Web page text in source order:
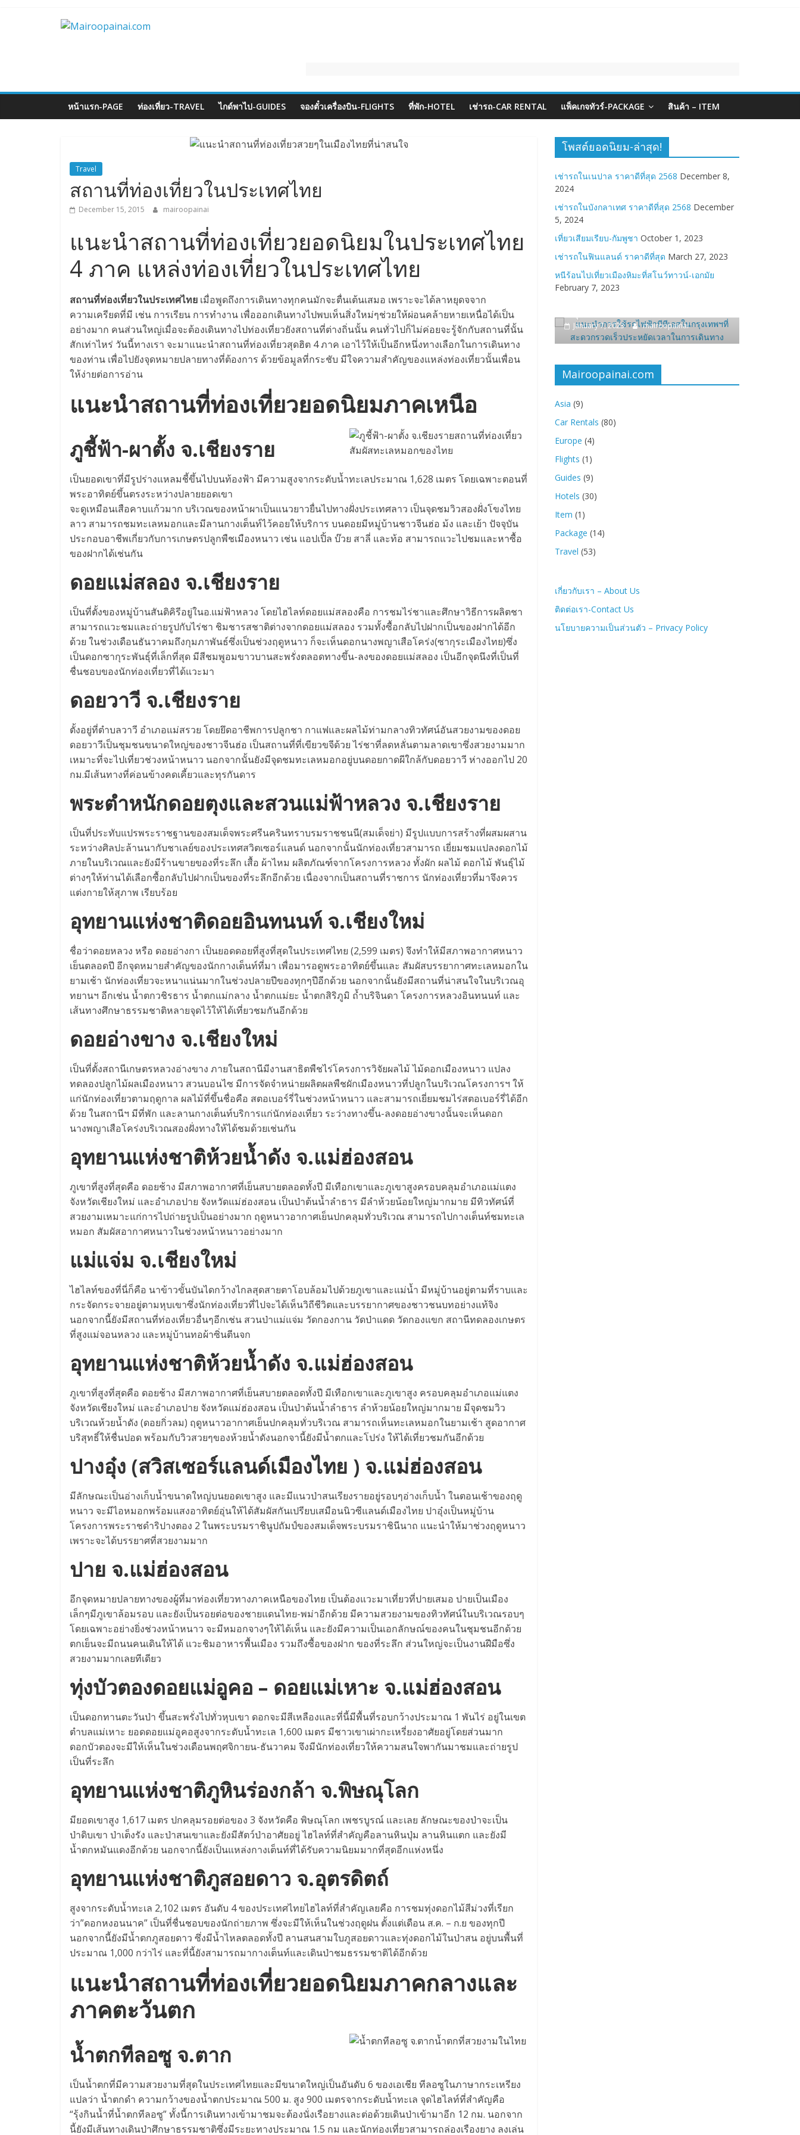
Mairoopainai.com
หน้าแรก-PAGE ท่องเที่ยว-TRAVEL ไกด์พาไป-GUIDES จองตั๋วเครื่องบิน-FLIGHTS ที่พัก-HOTEL เช่ารถ-CAR RENTAL แพ็คเกจทัวร์-PACKAGE สินค้า – ITEM
Travel
สถานที่ท่องเที่ยวในประเทศไทย
December 15, 2015 mairoopainai
แนะนําสถานที่ท่องเที่ยวยอดนิยมในประเทศไทย
4 ภาค แหล่งท่องเที่ยวในประเทศไทย
สถานที่ท่องเที่ยวในประเทศไทย เมื่อพูดถึงการเดินทางทุกคนมักจะตื่นเต้นเสมอ เพราะจะได้ลาหยุดจจาก
ความเครียดที่มี เช่น การเรียน การทำงาน เพื่อออกเดินทางไปพบเห็นสิ่งใหม่ๆช่วยให้ผ่อนคล้ายหายเหนื่อได้เป็น
อย่างมาก คนส่วนใหญ่เมื่อจะต้องเดินทางไปท่องเที่ยวยังสถานที่ต่างถิ่นนั้น คนทั่วไปก็ไม่ค่อยจะรู้จักกับสถานที่นั้น
สักเท่าไหร่ วันนี้ทางเรา จะมาแนะนำสถานที่ท่องเที่ยวสุดฮิต 4 ภาค เอาไว้ให้เป็นอีกหนึ่งทางเลือกในการเดินทาง
ของท่าน เพื่อไปยังจุดหมายปลายทางที่ต้องการ ด้วยข้อมูลที่กระชับ มีใจความสำคัญของแหล่งท่องเที่ยวนั้นเพื่อน
ให้ง่ายต่อการอ่าน
แนะนําสถานที่ท่องเที่ยวยอดนิยมภาคเหนือ
ภูชี้ฟ้า-ผาตั้ง จ.เชียงราย
เป็นยอดเขาที่มีรูปร่างแหลมชี้ขึ้นไปบนท้องฟ้า มีความสูงจากระดับน้ำทะเลประมาณ 1,628 เมตร โดยเฉพาะตอนที่
พระอาทิตย์ขึ้นตรงระหว่างปลายยอดเขา
จะดูเหมือนเสือคาบแก้วมาก บริเวณของหน้าผาเป็นแนวยาวยื่นไปทางฝั่งประเทศลาว เป็นจุดชมวิวสองฝั่งโขงไทย
ลาว สามารถชมทะเลหมอกและมีลานกางเต็นท์ไว้คอยให้บริการ บนดอยมีหมู่บ้านชาวจีนฮ่อ ม้ง และเย้า ปัจจุบัน
ประกอบอาชีพเกี่ยวกับการเกษตรปลูกพืชเมืองหนาว เช่น แอปเปิ้ล บ๊วย สาลี่ และท้อ สามารถแวะไปชมและหาซื้อ
ของฝากได้เช่นกัน
ดอยแม่สลอง จ.เชียงราย
เป็นที่ตั้งของหมู่บ้านสันติคิรีอยู่ในอ.แม่ฟ้าหลวง โดยไฮไลท์ดอยแม่สลองคือ การชมไร่ชาและศึกษาวิธีการผลิตชา
สามารถแวะชมและถ่ายรูปกับไร่ชา ชิมชารสชาติต่างจากดอยแม่สลอง รวมทั้งซื้อกลับไปฝากเป็นของฝากได้อีก
ด้วย ในช่วงเดือนธันวาคมถึงกุมภาพันธ์ซึ่งเป็นช่วงฤดูหนาว ก็จะเห็นดอกนางพญาเสือโคร่ง(ซากุระเมืองไทย)ซึ่ง
เป็นดอกซากุระพันธุ์ที่เล็กที่สุด มีสีชมพูอมขาวบานสะพรั่งตลอดทางขึ้น-ลงของดอยแม่สลอง เป็นอีกจุดนึงที่เป็นที่
ชื่นชอบของนักท่องเที่ยวที่ได้แวะมา
ดอยวาวี จ.เชียงราย
ตั้งอยู่ที่ตำบลวาวี อำเภอแม่สรวย โดยยึดอาชีพการปลูกชา กาแฟและผลไม้ท่ามกลางทิวทัศน์อันสวยงามของดอย
ดอยวาวีเป็นชุมชนขนาดใหญ่ของชาวจีนฮ่อ เป็นสถานที่ที่เขียวขจีด้วย ไร่ชาที่ลดหลั่นตามลาดเขาซึ่งสวยงามมาก
เหมาะที่จะไปเที่ยวช่วงหน้าหนาว นอกจากนั้นยังมีจุดชมทะเลหมอกอยู่บนดอยกาดผีใกล้กับดอยวาวี ห่างออกไป 20
กม.มีเส้นทางที่ค่อนข้างคดเคี้ยวและทุรกันดาร
พระตำหนักดอยตุงและสวนแม่ฟ้าหลวง จ.เชียงราย
เป็นที่ประทับแปรพระราชฐานของสมเด็จพระศรีนครินทราบรมราชชนนี(สมเด็จย่า) มีรูปแบบการสร้างที่ผสมผสาน
ระหว่างศิลปะล้านนากับชาเลย์ของประเทศสวิตเซอร์แลนด์ นอกจากนั้นนักท่องเที่ยวสามารถ เยี่ยมชมแปลงดอกไม้
ภายในบริเวณและยังมีร้านขายของที่ระลึก เสื้อ ผ้าไหม ผลิตภัณฑ์จากโครงการหลวง ทั้งผัก ผลไม้ ดอกไม้ พันธุ์ไม้
ต่างๆให้ท่านได้เลือกซื้อกลับไปฝากเป็นของที่ระลึกอีกด้วย เนื่องจากเป็นสถานที่ราชการ นักท่องเที่ยวที่มาจึงควร
แต่งกายให้สุภาพ เรียบร้อย
อุทยานแห่งชาติดอยอินทนนท์ จ.เชียงใหม่
ชื่อว่าดอยหลวง หรือ ดอยอ่างกา เป็นยอดดอยที่สูงที่สุดในประเทศไทย (2,599 เมตร) จึงทำให้มีสภาพอากาศหนาว
เย็นตลอดปี อีกจุดหมายสำคัญของนักกางเต็นท์ที่มา เพื่อมารอดูพระอาทิตย์ขึ้นและ สัมผัสบรรยากาศทะเลหมอกใน
ยามเช้า นักท่องเที่ยวจะหนาแน่นมากในช่วงปลายปีของทุกๆปีอีกด้วย นอกจากนั้นยังมีสถานที่น่าสนใจในบริเวณอุ
ทยานฯ อีกเช่น น้ำตกวชิรธาร น้ำตกแม่กลาง น้ำตกแม่ยะ น้ำตกสิริภูมิ ถ้ำบริจินดา โครงการหลวงอินทนนท์ และ
เส้นทางศึกษาธรรมชาติหลายจุดไว้ให้ได้เที่ยวชมกันอีกด้วย
ดอยอ่างขาง จ.เชียงใหม่
เป็นที่ตั้งสถานีเกษตรหลวงอ่างขาง ภายในสถานีมีงานสาธิตพืชไร่โครงการวิจัยผลไม้ ไม้ดอกเมืองหนาว แปลง
ทดลองปลูกไม้ผลเมืองหนาว สวนบอนไซ มีการจัดจำหน่ายผลิตผลพืชผักเมืองหนาวที่ปลูกในบริเวณโครงการฯ ให้
แก่นักท่องเที่ยวตามฤดูกาล ผลไม้ที่ขึ้นชื่อคือ สตอเบอร์รี่ในช่วงหน้าหนาว และสามารถเยี่ยมชมไร่สตอเบอร์รี่ได้อีก
ด้วย ในสถานีฯ มีที่พัก และลานกางเต็นท์บริการแก่นักท่องเที่ยว ระว่างทางขึ้น-ลงดอยอ่างขางนั้นจะเห็นดอก
นางพญาเสือโคร่งบริเวณสองฝั่งทางให้ได้ชมด้วยเช่นกัน
อุทยานแห่งชาติห้วยน้ำดัง จ.แม่ฮ่องสอน
ภูเขาที่สูงที่สุดคือ ดอยช้าง มีสภาพอากาศที่เย็นสบายตลอดทั้งปี มีเทือกเขาและภูเขาสูงครอบคลุมอำเภอแม่แตง
จังหวัดเชียงใหม่ และอำเภอปาย จังหวัดแม่ฮ่องสอน เป็นป่าต้นน้ำลำธาร มีลำห้วยน้อยใหญ่มากมาย มีทิวทัศน์ที่
สวยงามเหมาะแก่การไปถ่ายรูปเป็นอย่างมาก ฤดูหนาวอากาศเย็นปกคลุมทั่วบริเวณ สามารถไปกางเต็นท์ชมทะเล
หมอก สัมผัสอากาศหนาวในช่วงหน้าหนาวอย่างมาก
แม่แจ่ม จ.เชียงใหม่
ไฮไลท์ของที่นี่ก็คือ นาข้าวขั้นบันไดกว้างไกลสุดสายตาโอบล้อมไปด้วยภูเขาและแม่น้ำ มีหมู่บ้านอยู่ตามที่ราบและ
กระจัดกระจายอยู่ตามหุบเขาซึ่งนักท่องเที่ยวที่ไปจะได้เห็นวิถีชีวิตและบรรยากาศของชาวชนบทอย่างแท้จิง
นอกจากนี้ยังมีสถานที่ท่องเที่ยวอื่นๆอีกเช่น สวนป่าแม่แจ่ม วัดกองกาน วัดป่าแดด วัดกองแขก สถานีทดลองเกษตร
ที่สูงแม่จอนหลวง และหมู่บ้านทอผ้าซิ่นตีนจก
อุทยานแห่งชาติห้วยน้ำดัง จ.แม่ฮ่องสอน
ภูเขาที่สูงที่สุดคือ ดอยช้าง มีสภาพอากาศที่เย็นสบายตลอดทั้งปี มีเทือกเขาและภูเขาสูง ครอบคลุมอำเภอแม่แตง
จังหวัดเชียงใหม่ และอำเภอปาย จังหวัดแม่ฮ่องสอน เป็นป่าต้นน้ำลำธาร ลำห้วยน้อยใหญ่มากมาย มีจุดชมวิว
บริเวณห้วยน้ำดัง (ดอยกิ่วลม) ฤดูหนาวอากาศเย็นปกคลุมทั่วบริเวณ สามารถเห็นทะเลหมอกในยามเช้า สูดอากาศ
บริสุทธิ์ให้ชื่นปอด พร้อมกับวิวสวยๆของห้วยน้ำดังนอกจานี้ยังมีน้ำตกและโปร่ง ให้ได้เที่ยวชมกันอีกด้วย
ปางอุ๋ง (สวิสเซอร์แลนด์เมืองไทย ) จ.แม่ฮ่องสอน
มีลักษณะเป็นอ่างเก็บน้ำขนาดใหญ่บนยอดเขาสูง และมีแนวป่าสนเรียงรายอยู่รอบๆอ่างเก็บน้ำ ในตอนเช้าของฤดู
หนาว จะมีไอหมอกพร้อมแสงอาทิตย์อุ่นให้ได้สัมผัสกันเปรียบเสมือนนิวซีแลนด์เมืองไทย ปาอุ๋งเป็นหมู่บ้าน
โครงการพระราชดำริปางตอง 2 ในพระบรมราชินูปถัมป์ของสมเด็จพระบรมราชินีนาถ แนะนำให้มาช่วงฤดูหนาว
เพราะจะได้บรรยาศที่สวยงามมาก
ปาย จ.แม่ฮ่องสอน
อีกจุดหมายปลายทางของผู้ที่มาท่องเที่ยวทางภาคเหนือของไทย เป็นต้องแวะมาเที่ยวที่ปายเสมอ ปายเป็นเมือง
เล็กๆมีภูเขาล้อมรอบ และยังเป็นรอยต่อของชายแดนไทย-พม่าอีกด้วย มีความสวยงามของทิวทัศน์ในบริเวณรอบๆ
โดยเฉพาะอย่างยิ่งช่วงหน้าหนาว จะมีหมอกจางๆให้ได้เห็น และยังมีความเป็นเอกลักษณ์ของคนในชุมชนอีกด้วย
ตกเย็นจะมีถนนคนเดินให้ได้ แวะชิมอาหารพื้นเมือง รวมถึงซื้อของฝาก ของที่ระลึก ส่วนใหญ่จะเป็นงานฝีมือซึ่ง
สวยงามมากเลยทีเดียว
ทุ่งบัวตองดอยแม่อูคอ – ดอยแม่เหาะ จ.แม่ฮ่องสอน
เป็นดอกทานตะวันป่า ขึ้นสะพรั่งไปทั่วหุบเขา ดอกจะมีสีเหลืองและที่นี้มีพื้นที่รอบกว้างประมาณ 1 พันไร่ อยู่ในเขต
ตำบลแม่เหาะ ยอดดอยแม่อูคอสูงจากระดับน้ำทะเล 1,600 เมตร มีชาวเขาเผ่ากะเหรี่ยงอาศัยอยู่โดยส่วนมาก
ดอกบัวตองจะมีให้เห็นในช่วงเดือนพฤศจิกายน-ธันวาคม จึงมีนักท่องเที่ยวให้ความสนใจพากันมาชมและถ่ายรูป
เป็นที่ระลึก
อุทยานแห่งชาติภูหินร่องกล้า จ.พิษณุโลก
มียอดเขาสูง 1,617 เมตร ปกคลุมรอยต่อของ 3 จังหวัดคือ พิษณุโลก เพชรบูรณ์ และเลย ลักษณะของป่าจะเป็น
ป่าดิบเขา ป่าเต็งรัง และป่าสนเขาและยังมีสัตว์ป่าอาศัยอยู่ ไฮไลท์ที่สำคัญคือลานหินปุ่ม ลานหินแตก และยังมี
น้ำตกหมันแดงอีกด้วย นอกจากนี้ยังเป็นแหล่งกางเต็นท์ที่ได้รับความนิยมมากที่สุดอีกแห่งหนึ่ง
อุทยานแห่งชาติภูสอยดาว จ.อุตรดิตถ์
สูงจากระดับน้ำทะเล 2,102 เมตร อันดับ 4 ของประเทศไทยไฮไลท์ที่สำคัญเลยคือ การชมทุ่งดอกไม้สีม่วงที่เรียก
ว่า”ดอกหงอนนาค” เป็นที่ชื่นชอบของนักถ่ายภาพ ซึ่งจะมีให้เห็นในช่วงฤดูฝน ตั้งแต่เดือน ส.ค. – ก.ย ของทุกปี
นอกจากนี้ยังมีน้ำตกภูสอยดาว ซึ่งมีน้ำไหลตลอดทั้งปี ลานสนสามใบภูสอยดาวและทุ่งดอกไม้ในป่าสน อยู่บนพื้นที่
ประมาณ 1,000 กว่าไร่ และที่นี้ยังสามารถมากางเต็นท์และเดินป่าชมธรรมชาติได้อีกด้วย
แนะนําสถานที่ท่องเที่ยวยอดนิยมภาคกลางและ
ภาคตะวันตก
น้ำตกทีลอซู จ.ตาก
เป็นน้ำตกที่มีความสวยงามที่สุดในประเทศไทยและมีขนาดใหญ่เป็นอันดับ 6 ของเอเชีย ทีลอซูในภาษากระเหรียง
แปลว่า น้ำตกดำ ความกว้างของน้ำตกประมาณ 500 ม. สูง 900 เมตรจากระดับน้ำทะเล จุดไฮไลท์ที่สำคัญคือ
“รุ้งกินน้ำที่น้ำตกทีลอซู” ทั้งนี้การเดินทางเข้ามาชมจะต้องนั่งเรือยางและต่อด้วยเดินป่าเข้ามาอีก 12 กม. นอกจาก
นี้ยังมีเส้นทางเดินป่าศึกษาธรรมชาติซึ่งมีระยะทางประมาณ 1.5 กม และนักท่องเที่ยวสามารถล่องเรืองยาง ลงเล่น
โพสต์ยอดนิยม-ล่าสุด!
เช่ารถในเนปาล ราคาดีที่สุด 2568 December 8,
2024
เช่ารถในบังกลาเทศ ราคาดีที่สุด 2568 December
5, 2024
เที่ยวเสียมเรียบ-กัมพูชา October 1, 2023
เช่ารถในฟินแลนด์ ราคาดีที่สุด March 27, 2023
หนีร้อนไปเที่ยวเมืองหิมะที่สโนว์ทาวน์-เอกมัย
February 7, 2023
วัดพระธาตุดอยคำ เชียงใหม่
February 23, 2021 mairoopainai
การใช้รถไฟฟ้า BTS ใน
กรุงเทพฯ
January 7, 2023 mairoopainai
Travel
ชื่อกระทรวงภาษาอังกฤษ
Mairoopainai.com
Asia(9)
Car Rentals
Europe (4)
Flights(1)
Guides (9)
Item(1)
Package(14)
Travel(53)